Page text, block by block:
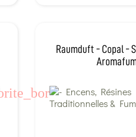
Raumduft - Copal -